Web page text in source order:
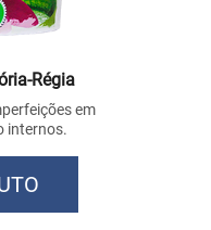
Régia
em
internos.